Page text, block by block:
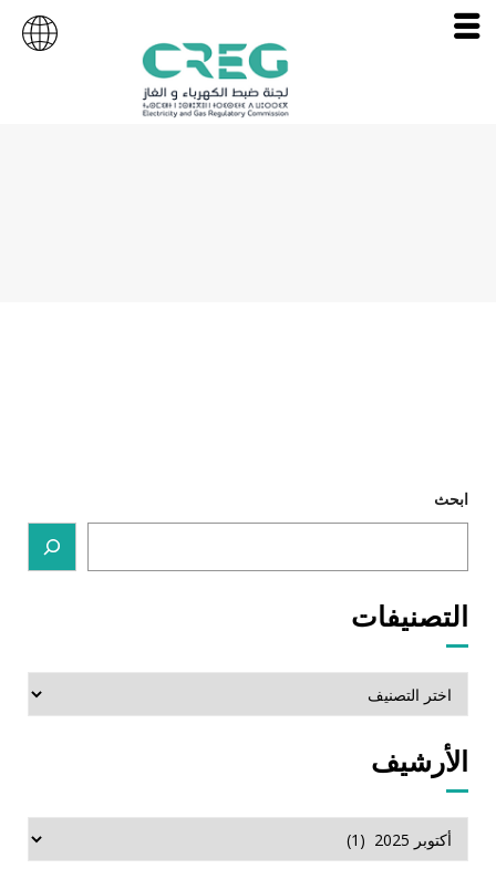
ابحث
التصنيفات
التصنيفات
الأرشيف
الأرشيف